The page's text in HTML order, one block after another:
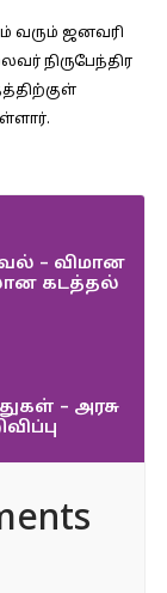
வரும் ஜனவரி
நிருபேந்திர
– விமான
கடத்தல்
– அரசு